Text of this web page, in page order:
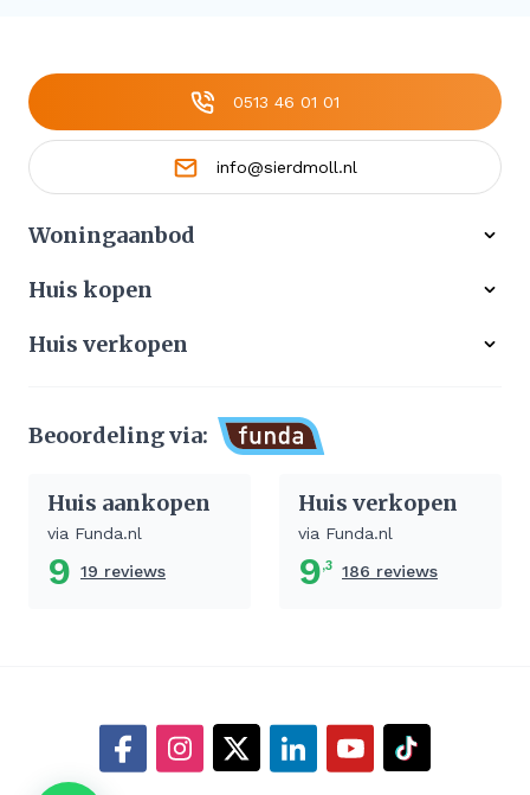
Woningaanbod
Aangekocht
Huis kopen
Huis verkopen
Stille verkoop
0513 46 01 01
info@sierdmoll.nl
Beoordeling via:
Huis aankopen
via Funda.nl
9 19 reviews
Huis verkopen
via Funda.nl
9,3 186 reviews